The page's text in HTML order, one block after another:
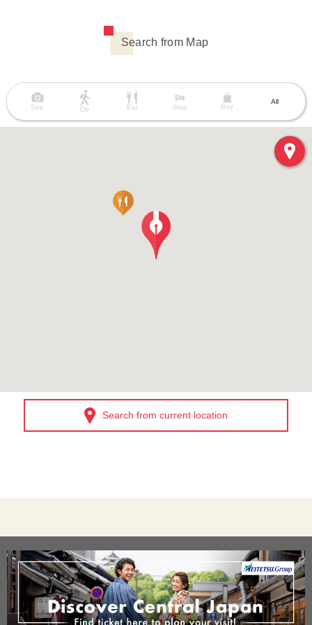
Search from Map
See Do Eat Stay Buy
All
Search from current location